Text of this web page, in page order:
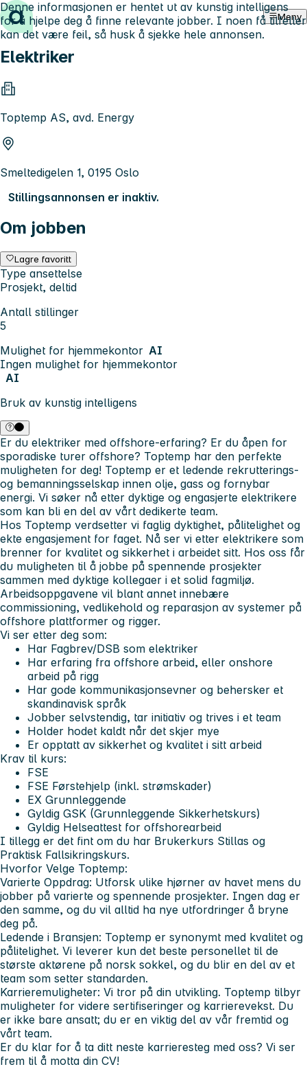
Hopp til innhold Meny
Elektriker
Toptemp AS, avd. Energy
Smeltedigelen 1, 0195 Oslo
Stillingsannonsen er inaktiv.
Om jobben
Lagre favoritt
Type ansettelse
Prosjekt, deltid
Antall stillinger
5
Mulighet for hjemmekontor AI
Ingen mulighet for hjemmekontor
AI
Bruk av kunstig intelligens
Denne informasjonen er hentet ut av kunstig intelligens
for å hjelpe deg å finne relevante jobber. I noen få tilfeller
kan det være feil, så husk å sjekke hele annonsen.
Er du elektriker med offshore-erfaring? Er du åpen for
sporadiske turer offshore? Toptemp har den perfekte
muligheten for deg! Toptemp er et ledende rekrutterings-
og bemanningsselskap innen olje, gass og fornybar
energi. Vi søker nå etter dyktige og engasjerte elektrikere
som kan bli en del av vårt dedikerte team.
Hos Toptemp verdsetter vi faglig dyktighet, pålitelighet og
ekte engasjement for faget. Nå ser vi etter elektrikere som
brenner for kvalitet og sikkerhet i arbeidet sitt. Hos oss får
du muligheten til å jobbe på spennende prosjekter
sammen med dyktige kollegaer i et solid fagmiljø.
Arbeidsoppgavene vil blant annet innebære
commissioning, vedlikehold og reparasjon av systemer på
offshore plattformer og rigger.
Vi ser etter deg som:
Har Fagbrev/DSB som elektriker
Har erfaring fra offshore arbeid, eller onshore
arbeid på rigg
Har gode kommunikasjonsevner og behersker et
skandinavisk språk
Jobber selvstendig, tar initiativ og trives i et team
Holder hodet kaldt når det skjer mye
Er opptatt av sikkerhet og kvalitet i sitt arbeid
Krav til kurs:
FSE
FSE Førstehjelp (inkl. strømskader)
EX Grunnleggende
Gyldig GSK (Grunnleggende Sikkerhetskurs)
Gyldig Helseattest for offshorearbeid
I tillegg er det fint om du har Brukerkurs Stillas og
Praktisk Fallsikringskurs.
Hvorfor Velge Toptemp:
Varierte Oppdrag: Utforsk ulike hjørner av havet mens du
jobber på varierte og spennende prosjekter. Ingen dag er
den samme, og du vil alltid ha nye utfordringer å bryne
deg på.
Ledende i Bransjen: Toptemp er synonymt med kvalitet og
pålitelighet. Vi leverer kun det beste personellet til de
største aktørene på norsk sokkel, og du blir en del av et
team som setter standarden.
Karrieremuligheter: Vi tror på din utvikling. Toptemp tilbyr
muligheter for videre sertifiseringer og karrierevekst. Du
er ikke bare ansatt; du er en viktig del av vår fremtid og
vårt team.
Er du klar for å ta ditt neste karrieresteg med oss? Vi ser
frem til å motta din CV!